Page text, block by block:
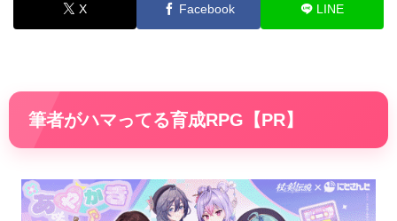
X Facebook LINE
筆者がハマってる育成RPG【PR】